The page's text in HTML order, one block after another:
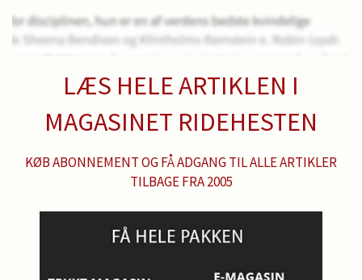
LÆS HELE ARTIKLEN I
MAGASINET RIDEHESTEN
KØB ABONNEMENT OG FÅ ADGANG TIL ALLE ARTIKLER
TILBAGE FRA 2005